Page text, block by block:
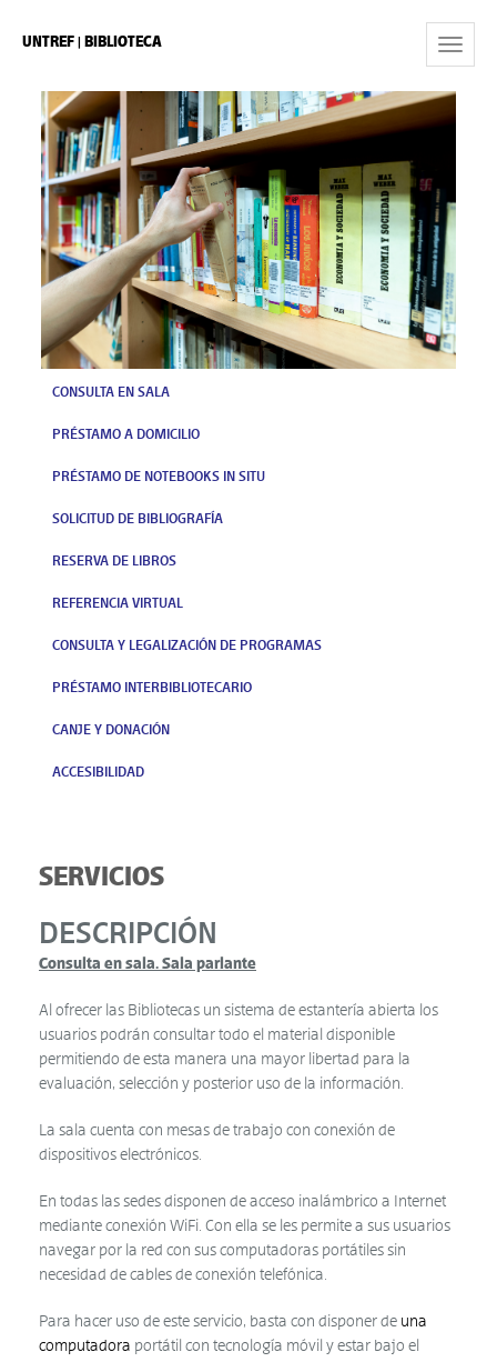
Toggle
UNTREF | BIBLIOTECA
CONSULTA EN SALA
PRÉSTAMO A DOMICILIO
PRÉSTAMO DE NOTEBOOKS IN SITU
SOLICITUD DE BIBLIOGRAFÍA
RESERVA DE LIBROS
REFERENCIA VIRTUAL
CONSULTA Y LEGALIZACIÓN DE PROGRAMAS
PRÉSTAMO INTERBIBLIOTECARIO
CANJE Y DONACIÓN
ACCESIBILIDAD
SERVICIOS
DESCRIPCIÓN
Consulta en sala.Sala parlante
Al ofrecer las Bibliotecas un sistema de estantería abierta los
usuarios podrán consultar todo el material disponible
permitiendo de esta manera una mayor libertad para la
evaluación, selección y posterior uso de la información.
La sala cuenta con mesas de trabajo con conexión de
dispositivos electrónicos.
En todas las sedes disponen de acceso inalámbrico a Internet
mediante conexión WiFi. Con ella se les permite a sus usuarios
navegar por la red con sus computadoras portátiles sin
necesidad de cables de conexión telefónica.
Para hacer uso de este servicio, basta con disponer de una
computadora portátil con tecnología móvil y estar bajo el